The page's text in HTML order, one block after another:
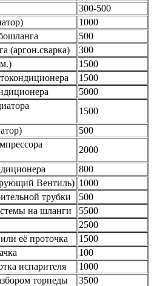
300-500
1000
500
(аргон.сварка)
300
1500
1500
5000
1500
500
2000
800
Вентиль) 1000
трубки
500
на шланги
5500
2500
её проточка
1500
100
испарителя
1000
торпеды
3500